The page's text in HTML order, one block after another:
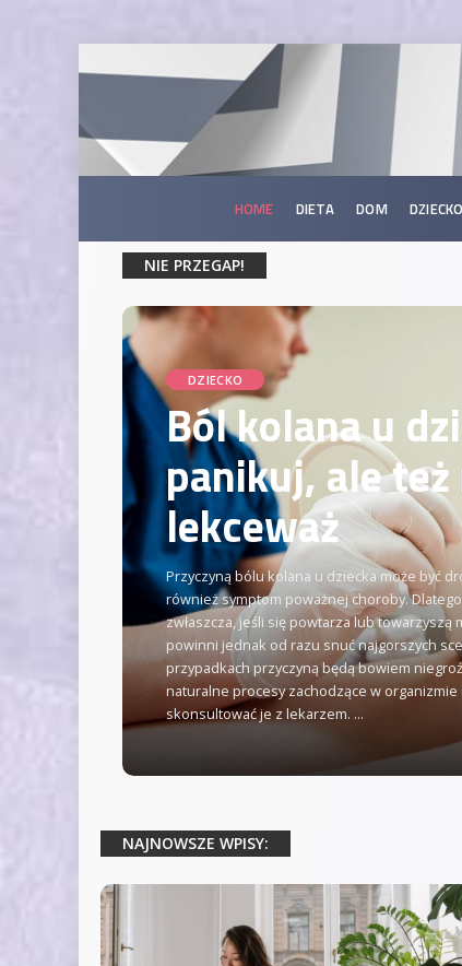
HOME DIETA DOM DZIECKO
NIE PRZEGAP!
DZIECKO
Ból kolana u
panikuj, ale też
lekceważ
Przyczyną bólu kolana u dziecka może być
również symptom poważnej choroby.
zwłaszcza, jeśli się powtarza lub towarzyszą
powinni jednak od razu snuć najgorszych
przypadkach przyczyną będą bowiem
naturalne procesy zachodzące w
skonsultować je z lekarzem. ...
NAJNOWSZE WPISY: